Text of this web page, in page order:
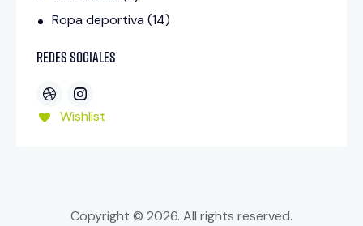
Ropa deportiva (14)
Redes sociales
Wishlist
Copyright © 2026. All rights reserved.